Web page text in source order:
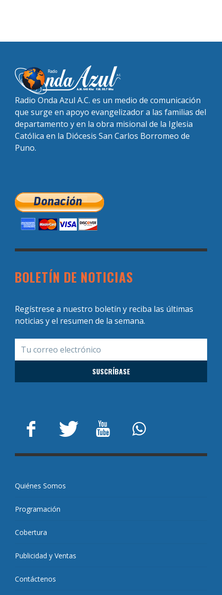
Radio Onda Azul A.C. es un medio de comunicación
que surge en apoyo evangelizador a las familias del
departamento y en la obra misional de la Iglesia
Católica en la Diócesis San Carlos Borromeo de
Puno.
BOLETÍN DE NOTICIAS
Regístrese a nuestro boletín y reciba las últimas
noticias y el resumen de la semana.
Quiénes Somos
Programación
Cobertura
Publicidad y Ventas
Contáctenos